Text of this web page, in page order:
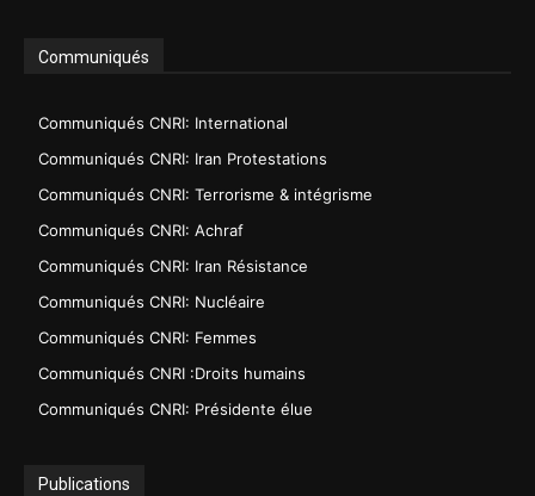
Communiqués
Communiqués CNRI: International
Communiqués CNRI: Iran Protestations
Communiqués CNRI: Terrorisme & intégrisme
Communiqués CNRI: Achraf
Communiqués CNRI: Iran Résistance
Communiqués CNRI: Nucléaire
Communiqués CNRI: Femmes
Communiqués CNRI :Droits humains
Communiqués CNRI: Présidente élue
Publications